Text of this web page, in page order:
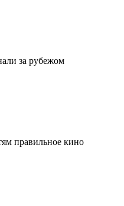
за рубежом
правильное кино